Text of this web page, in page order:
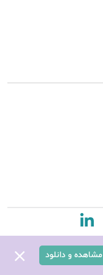
مشاهده و دانلود